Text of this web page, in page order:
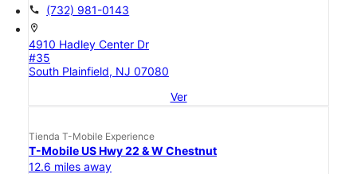
call (732) 981-0143
location_on
4910 Hadley Center Dr
#35
South Plainfield, NJ 07080
Ver
Tienda T-Mobile Experience
T-Mobile US Hwy 22 & W Chestnut
12.6 miles away